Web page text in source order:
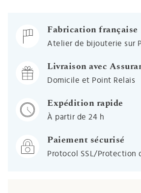
Fabrication française
Atelier de bijouterie sur
Livraison avec
Domicile et Point Relais
Expédition rapide
À partir de 24 h
Paiement sécurisé
Protocol SSL/Protection